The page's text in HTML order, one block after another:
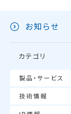
お知らせ
カテゴリ
製品・サービス
技術情報